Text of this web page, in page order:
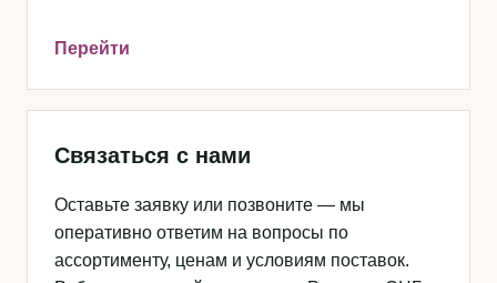
Перейти
Связаться с нами
Оставьте заявку или позвоните — мы
оперативно ответим на вопросы по
ассортименту, ценам и условиям поставок.